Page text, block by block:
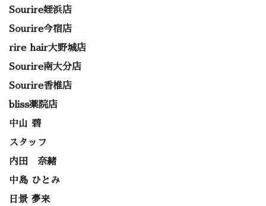
Sourire姪浜店
Sourire今宿店
rire hair大野城店
Sourire南大分店
Sourire香椎店
bliss薬院店
中山 碧
スタッフ
内田 奈緒
中島 ひとみ
日景 夢来